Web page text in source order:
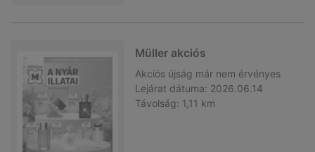
Müller akciós
Akciós újság már nem érvényes
Lejárat dátuma: 2026.06.14
Távolság: 1,11 km